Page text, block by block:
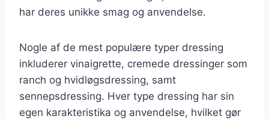
har deres unikke smag og anvendelse.
Nogle af de mest populære typer dressing
inkluderer vinaigrette, cremede dressinger som
ranch og hvidløgsdressing, samt
sennepsdressing. Hver type dressing har sin
egen karakteristika og anvendelse, hvilket gør